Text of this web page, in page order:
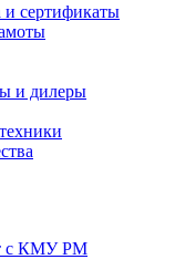
и сертификаты
и дилеры
с КМУ PM